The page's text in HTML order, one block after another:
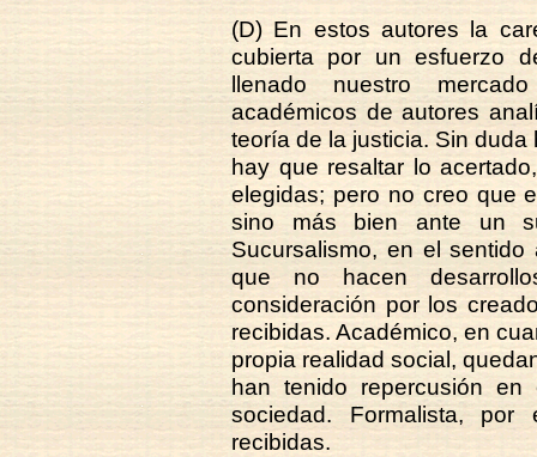
(D) En estos autores la
cubierta por un esfuerzo
llenado nuestro
académicos de autores
teoría de la justicia. Sin
hay que resaltar lo
elegidas; pero no creo que
sino más bien ante un
Sucursalismo, en el
que no hacen
consideración por los
recibidas. Académico, en
propia realidad social,
han tenido repercusión
sociedad. Formalista,
recibidas.